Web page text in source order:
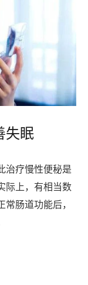
失眠
治疗慢性便秘是
际上，有相当数
肠道功能后，